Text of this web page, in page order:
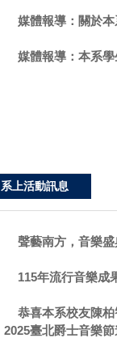
媒體報導：關於
媒體報導：本系
系上活動訊息
聲藝南方，音樂盛
115年流行音樂
恭喜本系校友陳
2025臺北爵士音樂